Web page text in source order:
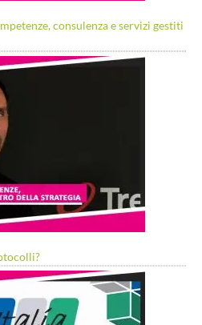
consulenza e servizi gestiti